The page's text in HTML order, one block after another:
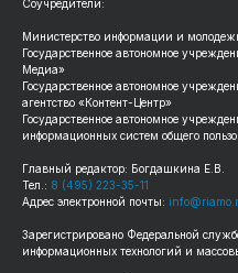
Соучредители:
Министерство информации и
Государственное автономное
Медиа»
Государственное автономное
агентство «Контент-Центр»
Государственное автономное
информационных систем общего
Главный редактор: Богдашкина Е.В.
Тел.: 8 (495) 223-35-11
Адрес электронной почты:
Зарегистрировано Федеральной
информационных технологий и